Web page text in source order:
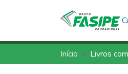
Início